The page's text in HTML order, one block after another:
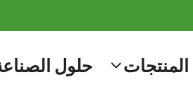
المنتجات حلول